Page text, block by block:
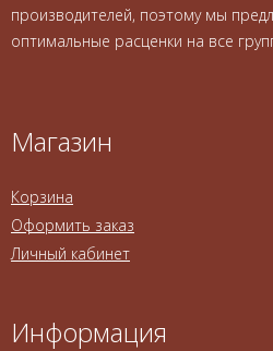
производителей, поэтому мы
оптимальные расценки на все
Магазин
Корзина
Оформить заказ
Личный кабинет
Информация